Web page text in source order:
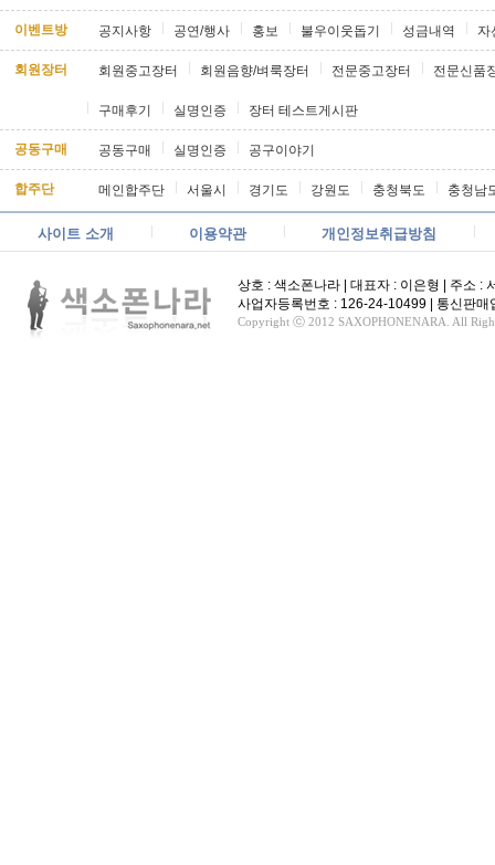
이벤트방 공지사항 공연/행사 홍보 불우이웃돕기 성금내역 자
회원장터 회원중고장터 회원음향/벼룩장터 전문중고장터 전문신품
구매후기 실명인증 장터 테스트게시판
공동구매 공동구매 실명인증 공구이야기
합주단 메인합주단 서울시 경기도 강원도 충청북도 충청남
사이트 소개 이용약관 개인정보취급방침
상호 : 색소폰나라 | 대표자 : 이은형 | 주소
사업자등록번호 : 126-24-10499 | 통신판
Copyright ⓒ 2012 SAXOPHONENARA. All